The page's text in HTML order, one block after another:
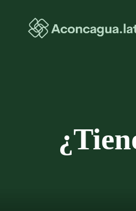
contenido